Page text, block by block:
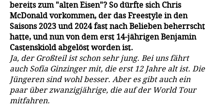
bereits zum "alten Eisen"? So dürfte sich Chris
McDonald vorkommen, der das Freestyle in den
Saisons 2023 und 2024 fast nach Belieben beherrscht
hatte, und nun von dem erst 14-jährigen Benjamin
Castenskiold abgelöst worden ist.
Ja, der Großteil ist schon sehr jung. Bei uns fährt
auch Sofia Ginzinger mit, die erst 12 Jahre alt ist. Die
Jüngeren sind wohl besser. Aber es gibt auch ein
paar über zwanzigjährige, die auf der World Tour
mitfahren.